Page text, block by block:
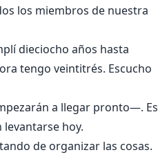
los miembros de nuestra
dieciocho años hasta
tengo veintitrés. Escucho
a llegar pronto—. Es
hoy.
de organizar las cosas.